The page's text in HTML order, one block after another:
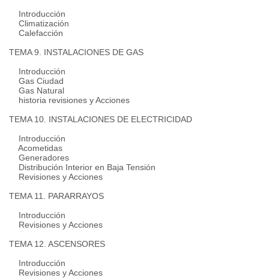
Introducción
Climatización
Calefacción
TEMA 9. INSTALACIONES DE GAS
Introducción
Gas Ciudad
Gas Natural
historia revisiones y Acciones
TEMA 10. INSTALACIONES DE ELECTRICIDAD
Introducción
Acometidas
Generadores
Distribución Interior en Baja Tensión
Revisiones y Acciones
TEMA 11. PARARRAYOS
Introducción
Revisiones y Acciones
TEMA 12. ASCENSORES
Introducción
Revisiones y Acciones